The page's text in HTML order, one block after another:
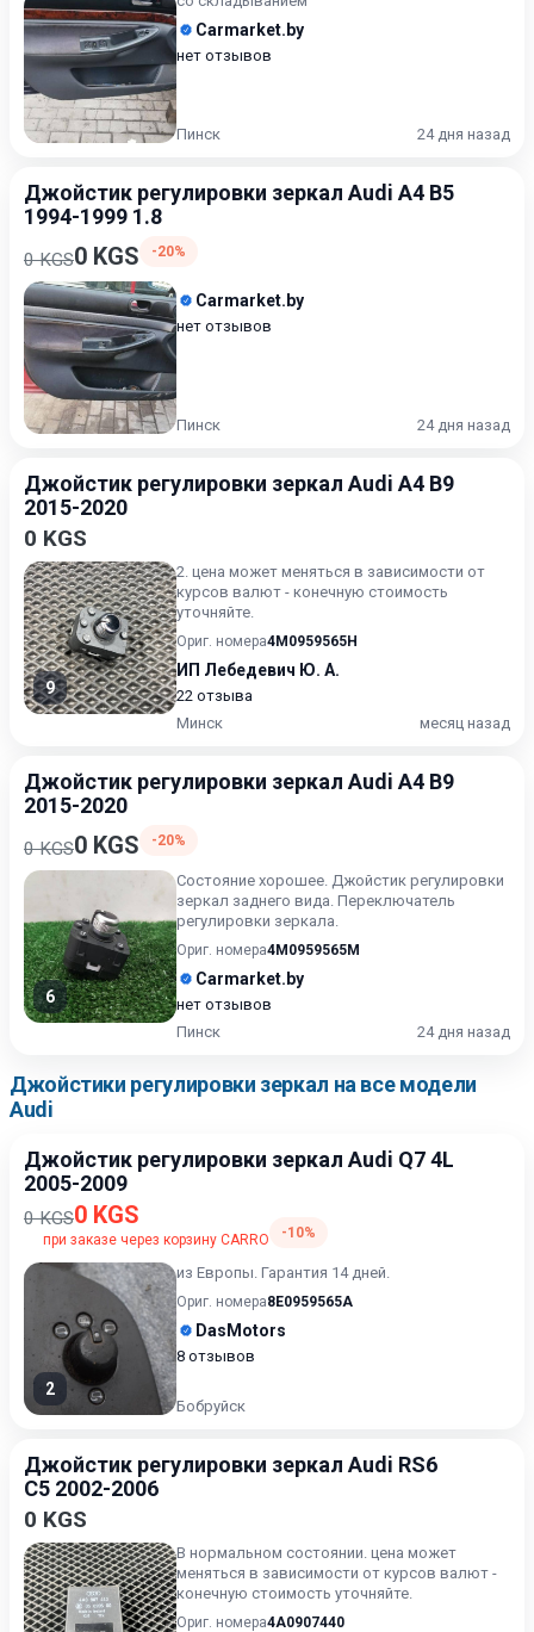
Carmarket.by
нет отзывов
Пинск 24 дня назад
Джойстик регулировки зеркал Audi A4 B5
1994-1999 1.8
0 KGS0 KGS -20%
Carmarket.by
нет отзывов
Пинск 24 дня назад
Джойстик регулировки зеркал Audi A4 B9
2015-2020
0 KGS
9
2. цена может меняться в зависимости от
курсов валют - конечную стоимость
уточняйте.
Ориг. номера4M0959565H
ИП Лебедевич Ю. А.
22 отзыва
Минск
месяц назад
Джойстик регулировки зеркал Audi A4 B9
2015-2020
0 KGS0 KGS -20%
6
Состояние хорошее. Джойстик регулировки
зеркал заднего вида. Переключатель
регулировки зеркала.
Ориг. номера4M0959565M
Carmarket.by
нет отзывов
Пинск
24 дня назад
Джойстики регулировки зеркал на все модели
Audi
Джойстик регулировки зеркал Audi Q7 4L
2005-2009
0 KGS0 KGS
при заказе через корзину CARRO -10%
2
из Европы. Гарантия 14 дней.
Ориг. номера8E0959565A
DasMotors
8 отзывов
Бобруйск
Джойстик регулировки зеркал Audi RS6
C5 2002-2006
0 KGS
В нормальном состоянии. цена может
меняться в зависимости от курсов валют -
конечную стоимость уточняйте.
Ориг. номера4A0907440